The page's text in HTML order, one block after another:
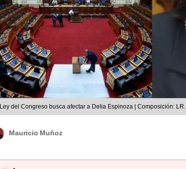
Ley del Congreso busca afectar a Delia Espinoza | Composición: LR.
Mauricio Muñoz